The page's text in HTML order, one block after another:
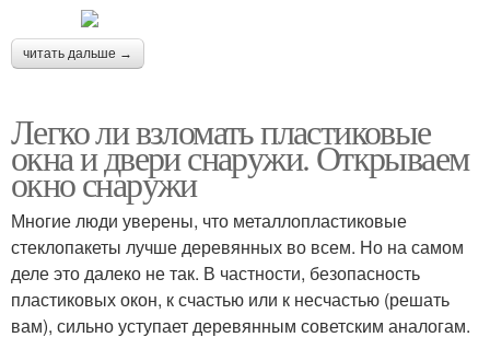
читать дальше →
Легко ли взломать пластиковые
окна и двери снаружи. Открываем
окно снаружи
Многие люди уверены, что металлопластиковые
стеклопакеты лучше деревянных во всем. Но на самом
деле это далеко не так. В частности, безопасность
пластиковых окон, к счастью или к несчастью (решать
вам), сильно уступает деревянным советским аналогам.